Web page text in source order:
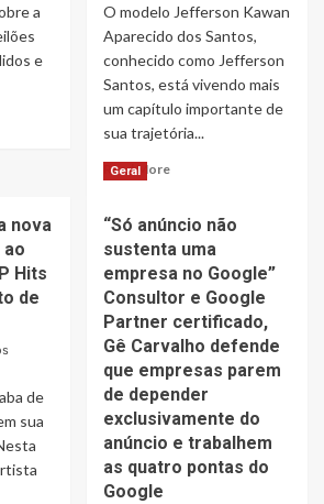
Amazon
e
propõe
reflexão
sobre
uma
mais
a
e
O modelo Jefferson Kawan
Aparecido dos Santos,
conhecido como Jefferson
Santos, está vivendo mais
um capítulo importante de
sua trajetória...
Read MoreRead
Atual
Mister
São
Paulo
ferreirense
Jefferson
Santos
disputa
o
título
Mister
nova
Hits
de
de
sua
Geral
“Só anúncio não
sustenta uma
empresa no Google”
Consultor e Google
Partner certificado,
Gê Carvalho defende
que empresas parem
de depender
exclusivamente do
anúncio e trabalhem
as quatro pontas do
Google